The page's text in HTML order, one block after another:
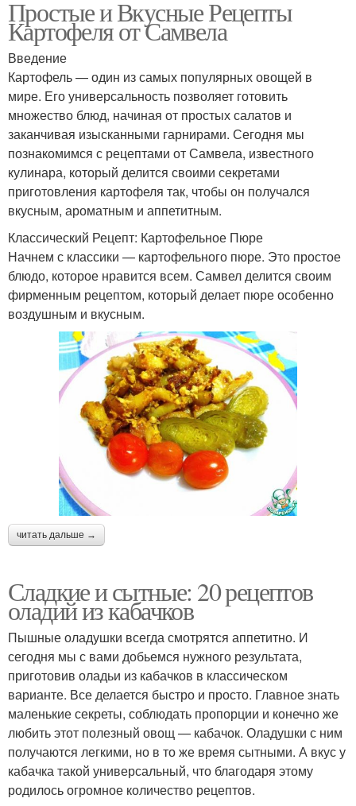
Простые и Вкусные Рецепты
Картофеля от Самвела
Введение
Картофель — один из самых популярных овощей в
мире. Его универсальность позволяет готовить
множество блюд, начиная от простых салатов и
заканчивая изысканными гарнирами. Сегодня мы
познакомимся с рецептами от Самвела, известного
кулинара, который делится своими секретами
приготовления картофеля так, чтобы он получался
вкусным, ароматным и аппетитным.
Классический Рецепт: Картофельное Пюре
Начнем с классики — картофельного пюре. Это простое
блюдо, которое нравится всем. Самвел делится своим
фирменным рецептом, который делает пюре особенно
воздушным и вкусным.
читать дальше →
Сладкие и сытные: 20 рецептов
оладий из кабачков
Пышные оладушки всегда смотрятся аппетитно. И
сегодня мы с вами добьемся нужного результата,
приготовив оладьи из кабачков в классическом
варианте. Все делается быстро и просто. Главное знать
маленькие секреты, соблюдать пропорции и конечно же
любить этот полезный овощ — кабачок. Оладушки с ним
получаются легкими, но в то же время сытными. А вкус у
кабачка такой универсальный, что благодаря этому
родилось огромное количество рецептов.